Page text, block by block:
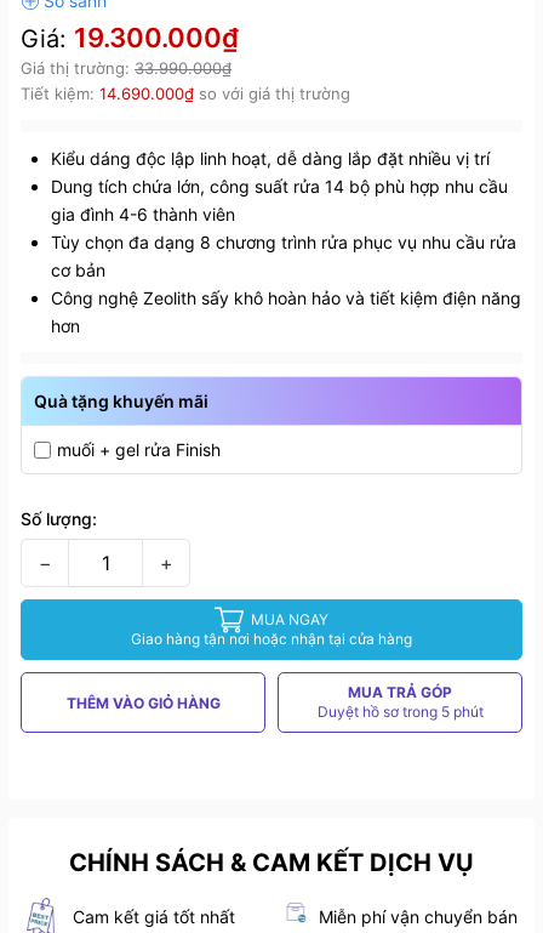
Giá: 19.300.000₫
Giá thị trường: 33.990.000₫
Tiết kiệm: 14.690.000₫ so với giá thị trường
Kiểu dáng độc lập linh hoạt, dễ dàng lắp đặt nhiều vị trí
Dung tích chứa lớn, công suất rửa 14 bộ phù hợp nhu cầu
gia đình 4-6 thành viên
Tùy chọn đa dạng 8 chương trình rửa phục vụ nhu cầu rửa
cơ bản
Công nghệ Zeolith sấy khô hoàn hảo và tiết kiệm điện năng
hơn
Quà tặng khuyến mãi
muối + gel rửa Finish
Số lượng:
− +
MUA NGAY
Giao hàng tận nơi hoặc nhận tại cửa hàng
THÊM VÀO GIỎ HÀNG
MUA TRẢ GÓP
Duyệt hồ sơ trong 5 phút
CHÍNH SÁCH & CAM KẾT DỊCH VỤ
Cam kết giá tốt nhất Miễn phí vận chuyển bán